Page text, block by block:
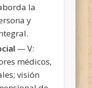
la
y
— V:
médicos,
visión